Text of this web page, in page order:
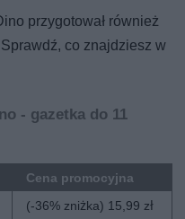
przygotował również
co znajdziesz w
- gazetka do 11
Cena promocyjna
(-36% zniżka) 15,99 zł